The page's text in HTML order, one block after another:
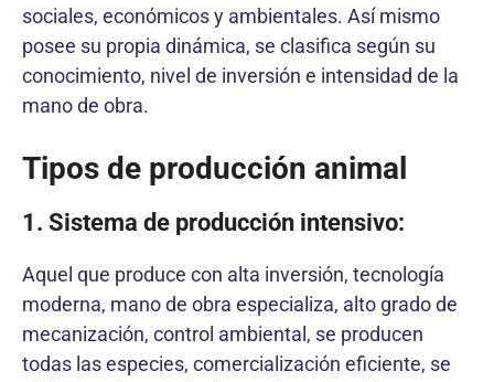
sociales, económicos y ambientales. Así mismo
posee su propia dinámica, se clasifica según su
conocimiento, nivel de inversión e intensidad de la
mano de obra.
Tipos de producción animal
1. Sistema de producción intensivo:
Aquel que produce con alta inversión, tecnología
moderna, mano de obra especializa, alto grado de
mecanización, control ambiental, se producen
todas las especies, comercialización eficiente, se